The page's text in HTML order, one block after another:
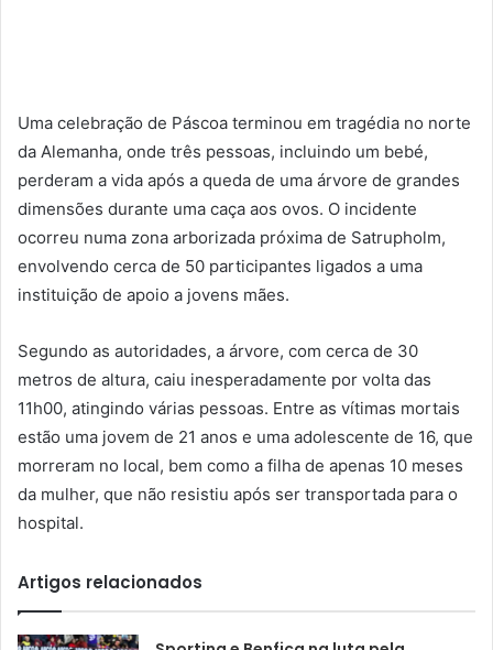
Uma celebração de Páscoa terminou em tragédia no norte
da Alemanha, onde três pessoas, incluindo um bebé,
perderam a vida após a queda de uma árvore de grandes
dimensões durante uma caça aos ovos. O incidente
ocorreu numa zona arborizada próxima de Satrupholm,
envolvendo cerca de 50 participantes ligados a uma
instituição de apoio a jovens mães.
Segundo as autoridades, a árvore, com cerca de 30
metros de altura, caiu inesperadamente por volta das
11h00, atingindo várias pessoas. Entre as vítimas mortais
estão uma jovem de 21 anos e uma adolescente de 16, que
morreram no local, bem como a filha de apenas 10 meses
da mulher, que não resistiu após ser transportada para o
hospital.
Artigos relacionados